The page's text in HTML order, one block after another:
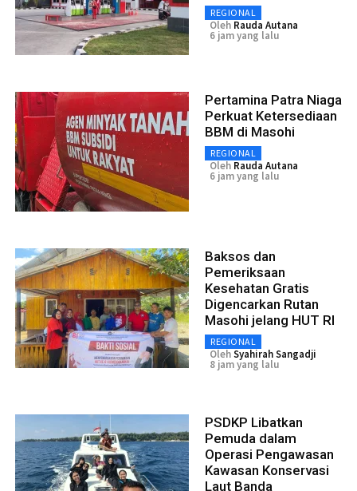
REGIONAL
Oleh Rauda Autana
6 jam yang lalu
Pertamina Patra Niaga
Perkuat Ketersediaan
BBM di Masohi
REGIONAL
Oleh Rauda Autana
6 jam yang lalu
Baksos dan
Pemeriksaan
Kesehatan Gratis
Digencarkan Rutan
Masohi jelang HUT RI
REGIONAL
OlehSyahirah Sangadji
8 jam yang lalu
PSDKP Libatkan
Pemuda dalam
Operasi Pengawasan
Kawasan Konservasi
Laut Banda